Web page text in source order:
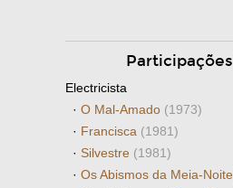
Participações
Electricista
· O Mal-Amado (1973)
· Francisca (1981)
· Silvestre (1981)
· Os Abismos da Meia-Noite